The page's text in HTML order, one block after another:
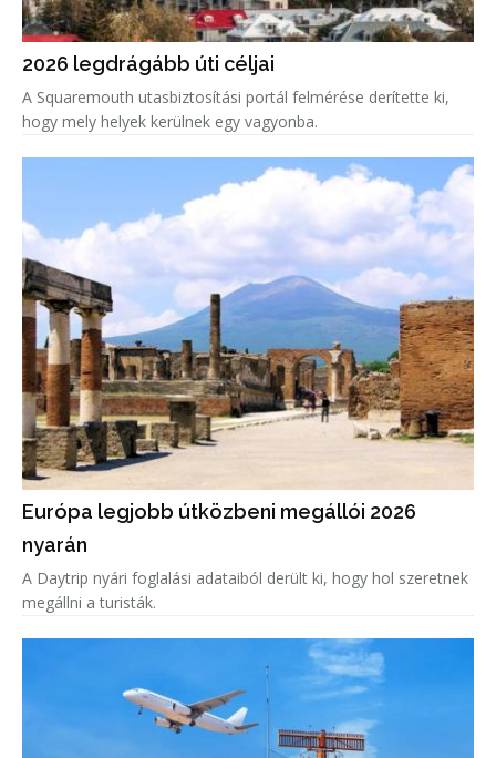
2026 legdrágább úti céljai
A Squaremouth utasbiztosítási portál felmérése derítette ki,
hogy mely helyek kerülnek egy vagyonba.
Európa legjobb útközbeni megállói 2026
nyarán
A Daytrip nyári foglalási adataiból derült ki, hogy hol szeretnek
megállni a turisták.